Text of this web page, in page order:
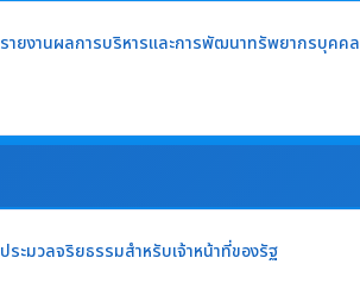
รายงานผลการบริหารและการพัฒนาทรัพยากรบุคคล
ประมวลจริยธรรมสำหรับเจ้าหน้าที่ของรัฐ